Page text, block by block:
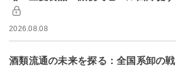
2026.08.08
酒類流通の未来を探る：全国系卸の戦